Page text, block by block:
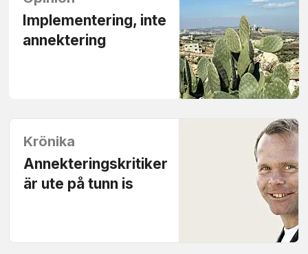
Implementering, inte
annektering
Krönika
Annekteringskritiker
är ute på tunn is